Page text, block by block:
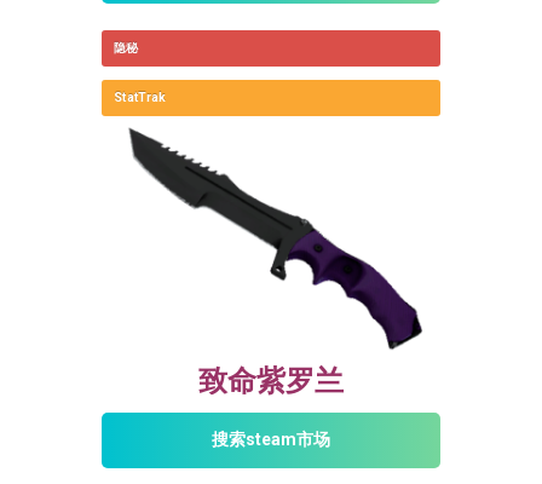
隐秘
StatTrak
致命紫罗兰
搜索steam市场